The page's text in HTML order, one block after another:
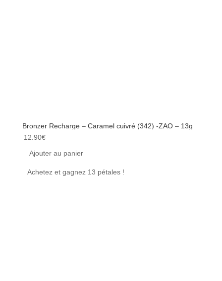
Bronzer Recharge – Caramel cuivré (342) -ZAO – 13g
12.90€
Ajouter au panier
Achetez et gagnez 13 pétales !